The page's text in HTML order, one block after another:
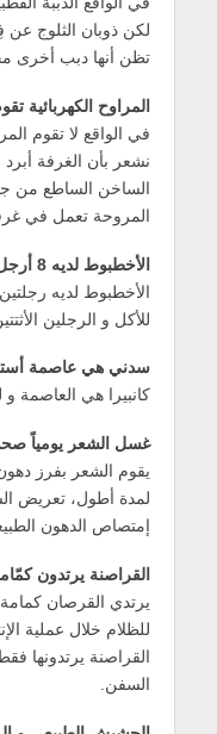
لكن ذوبان الثلوج عن
تظن أنها دبب أخرى
المراوح الكهربائية
في الواقع لا تقوم
نشعر بأن الغرفة
الساخن الساطع من
المروحة تعمل في
الأخطبوط لديه 8 أرجل.
للأكل و الرجلين
سدني هي عاصمة
كانبيرا هي العاصمة
غسل الشعر يومياً
يقوم الشعر بفرز
لمدة أطول، تعريض
إمتصاص الدهون
القراصنة يرتدون
يرتدي القرصان كمامة
للظلام خلال عملية
القراصنة يرتدونها
السفن.